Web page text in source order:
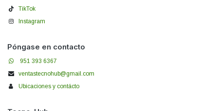
TikTok
Instagram
Póngase en contacto
951 393 6367
ventastecnohub@gmail.com
Ubicaciones y contácto